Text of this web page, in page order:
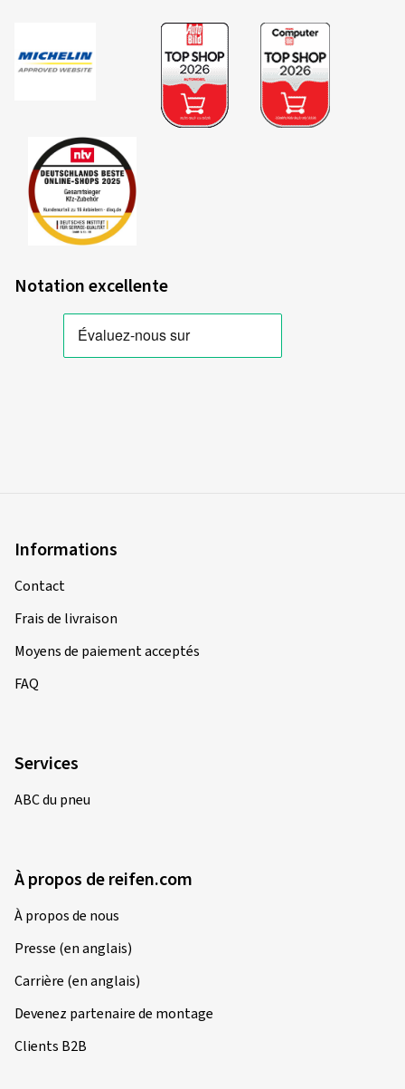
Notation excellente
Informations
Contact
Frais de livraison
Moyens de paiement acceptés
FAQ
Services
ABC du pneu
À propos de reifen.com
À propos de nous
Presse (en anglais)
Carrière (en anglais)
Devenez partenaire de montage
Clients B2B